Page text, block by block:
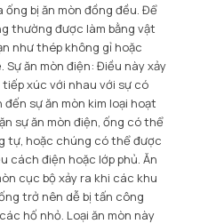
bị ăn mòn đồng đều. Để
thường được làm bằng vật
như thép không gỉ hoặc
Sự ăn mòn điện: Điều này xảy
xúc với nhau với sự có
sự ăn mòn kim loại hoạt
sự ăn mòn điện, ống có thể
tự, hoặc chúng có thể được
cách điện hoặc lớp phủ. Ăn
cục bộ xảy ra khi các khu
trở nên dễ bị tấn công
hố nhỏ. Loại ăn mòn này